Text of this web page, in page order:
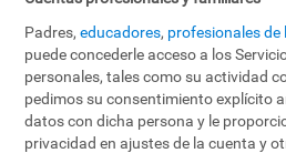
Padres,educadores, profesionales de
puede concederle acceso a los
personales, tales como su actividad
pedimos su consentimiento explícito
datos con dicha persona y le
privacidad en ajustes de la cuenta y